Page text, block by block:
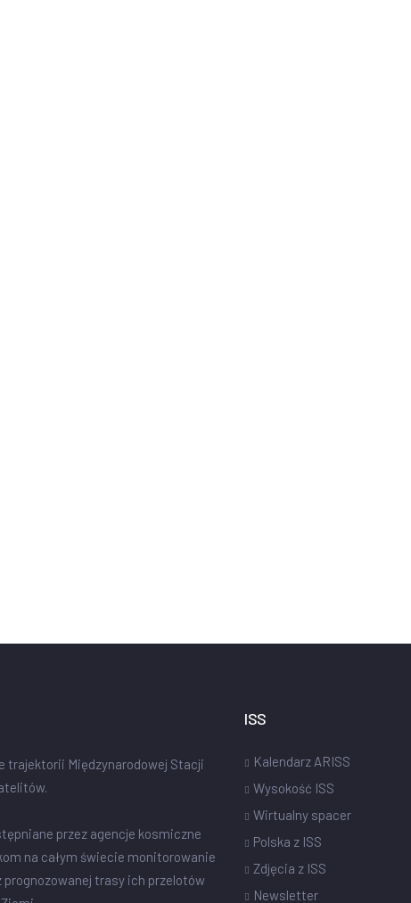
trajektorii Międzynarodowej Stacji
przez agencje kosmiczne
na całym świecie monitorowanie
trasy ich przelotów
ISS
Kalendarz ARISS
Wysokość ISS
Wirtualny spacer
Polska z ISS
Zdjęcia z ISS
Newsletter